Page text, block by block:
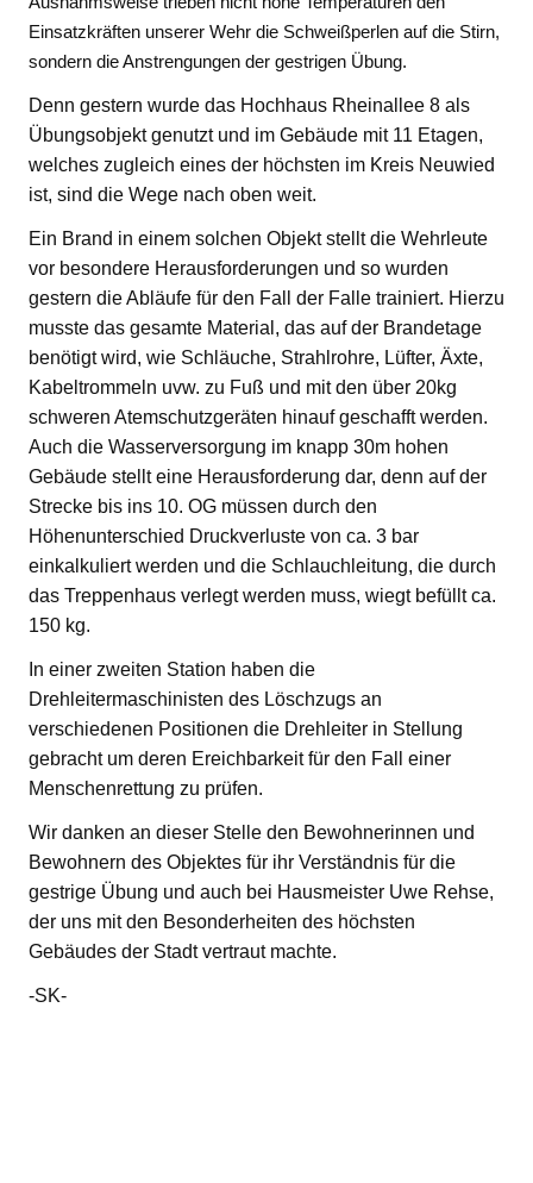
Einsatzkräften unserer Wehr die Schweißperlen auf die Stirn,
sondern die Anstrengungen der gestrigen Übung.
Denn gestern wurde das Hochhaus Rheinallee 8 als
Übungsobjekt genutzt und im Gebäude mit 11 Etagen,
welches zugleich eines der höchsten im Kreis Neuwied
ist, sind die Wege nach oben weit.
Ein Brand in einem solchen Objekt stellt die Wehrleute
vor besondere Herausforderungen und so wurden
gestern die Abläufe für den Fall der Falle trainiert. Hierzu
musste das gesamte Material, das auf der Brandetage
benötigt wird, wie Schläuche, Strahlrohre, Lüfter, Äxte,
Kabeltrommeln uvw. zu Fuß und mit den über 20kg
schweren Atemschutzgeräten hinauf geschafft werden.
Auch die Wasserversorgung im knapp 30m hohen
Gebäude stellt eine Herausforderung dar, denn auf der
Strecke bis ins 10. OG müssen durch den
Höhenunterschied Druckverluste von ca. 3 bar
einkalkuliert werden und die Schlauchleitung, die durch
das Treppenhaus verlegt werden muss, wiegt befüllt ca.
150 kg.
In einer zweiten Station haben die
Drehleitermaschinisten des Löschzugs an
verschiedenen Positionen die Drehleiter in Stellung
gebracht um deren Ereichbarkeit für den Fall einer
Menschenrettung zu prüfen.
Wir danken an dieser Stelle den Bewohnerinnen und
Bewohnern des Objektes für ihr Verständnis für die
gestrige Übung und auch bei Hausmeister Uwe Rehse,
der uns mit den Besonderheiten des höchsten
Gebäudes der Stadt vertraut machte.
-SK-